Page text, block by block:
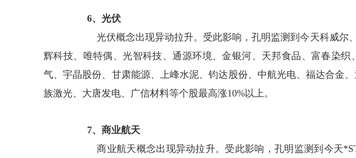
6、光伏
光伏概念出现异动拉升。受此影响，孔明监测到今天科威尔
辉科技、唯特偶、光智科技、通源环境、金银河、天邦食品、富春染
气、宇晶股份、甘肃能源、上峰水泥、钧达股份、中航光电、福达合金
族激光、大唐发电、广信材料等个股最高涨10%以上。
7、商业航天
商业航天概念出现异动拉升。受此影响，孔明监测到今天